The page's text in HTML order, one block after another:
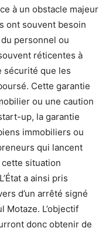
à un obstacle majeur
ont souvent besoin
personnel ou
réticentes à
sécurité que les
Cette garantie
ou une caution
up, la garantie
immobiliers ou
qui lancent
situation
a ainsi pris
d’un arrêté signé
L’objectif
donc obtenir de